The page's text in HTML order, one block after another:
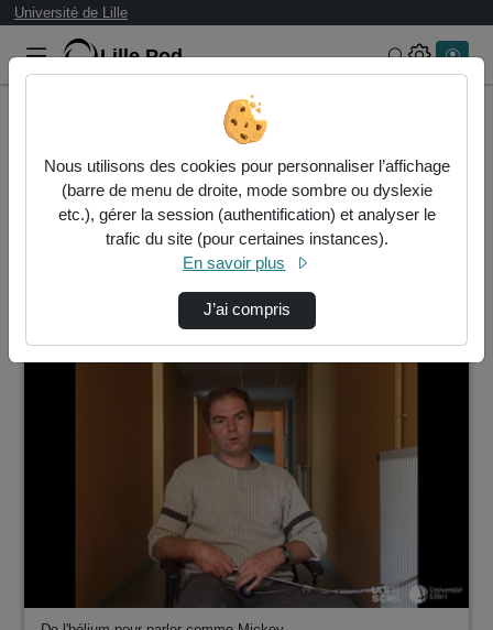
Université de Lille
Lille.Pod Rechercher
1 vidéo trouvée
Vidéo Statistiques de vues
Nous utilisons des cookies pour personnaliser l’affichage
(barre de menu de droite, mode sombre ou dyslexie
etc.), gérer la session (authentification) et analyser le
trafic du site (pour certaines instances).
En savoir plus
J’ai compris